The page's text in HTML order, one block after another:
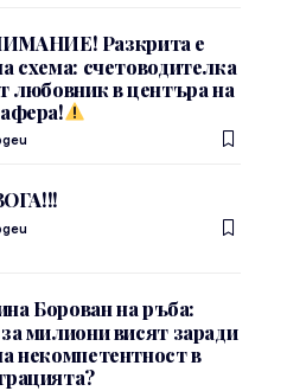
Разкрита е
схема: счетоводителка
любовник в центъра на
Борован на ръба:
милиони висят заради
некомпетентност в